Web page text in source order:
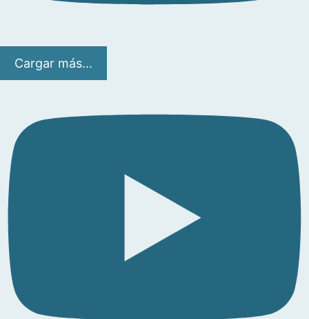
Cargar más...